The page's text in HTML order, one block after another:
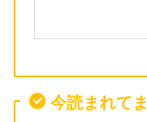
今読まれて